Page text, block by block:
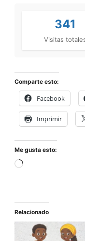
341
Visitas
Comparte esto:
Facebook
Imprimir
Me gusta esto:
Relacionado